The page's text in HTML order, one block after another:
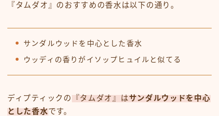
『タムダオ』のおすすめの香水は以下の通り。
サンダルウッドを中心とした香水
ウッディの香りがイソップヒュイルと似てる
ディプティックの 『タムダオ』はサンダルウッドを中心
とした香水です。